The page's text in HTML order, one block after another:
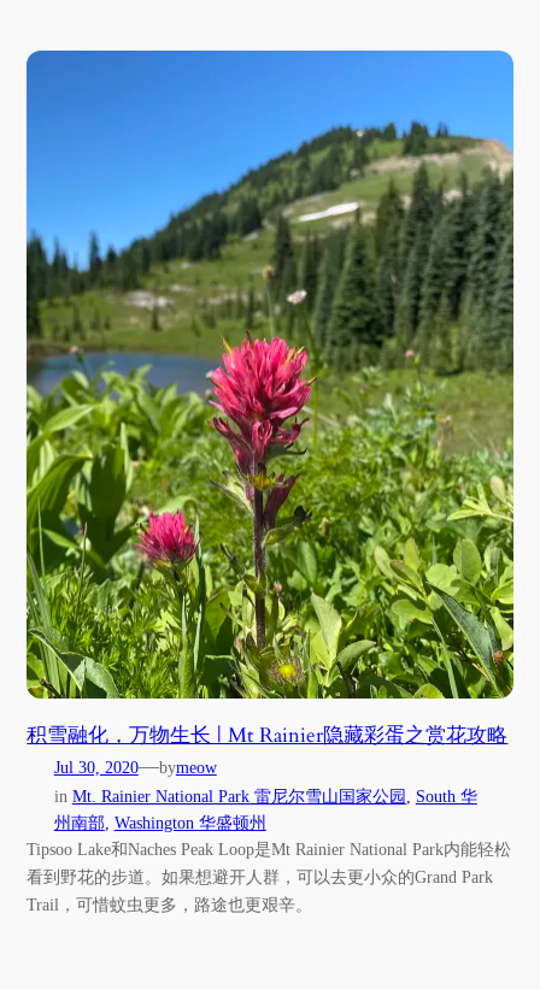
积雪融化，万物生长 | Mt Rainier隐藏彩蛋之赏花攻略
Jul 30, 2020—bymeow
in Mt. Rainier National Park 雷尼尔雪山国家公园
South 华
州南部, Washington 华盛顿州
Tipsoo Lake和Naches Peak Loop是Mt Rainier National Park内能轻松
看到野花的步道。如果想避开人群，可以去更小众的Grand Park
Trail，可惜蚊虫更多，路途也更艰辛。